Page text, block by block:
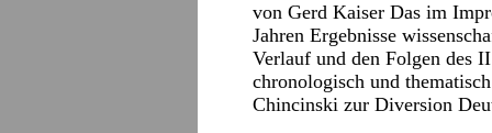
von Gerd Kaiser Das im
Jahren Ergebnisse
Verlauf und den Folgen des
chronologisch und
Chincinski zur Diversion